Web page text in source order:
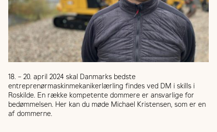
18. – 20. april 2024 skal Danmarks bedste
entreprenørmaskinmekanikerlærling findes ved DM i skills i
Roskilde. En række kompetente dommere er ansvarlige for
bedømmelsen. Her kan du møde Michael Kristensen, som er en
af dommerne.